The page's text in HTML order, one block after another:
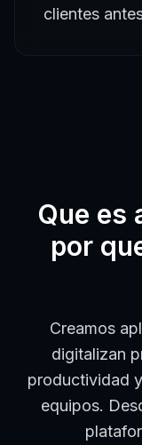
clientes
Que es
por
Creamos
digitalizan
productividad
equipos.